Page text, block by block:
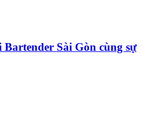
Sài Gòn cùng sự